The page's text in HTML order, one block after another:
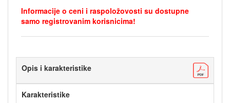
Informacije o ceni i raspoložovosti su dostupne
samo registrovanim korisnicima!
Opis i karakteristike
Karakteristike